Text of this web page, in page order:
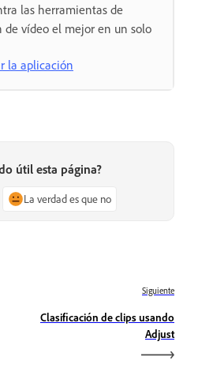
las herramientas de
de vídeo el mejor en un solo
la aplicación
útil esta página?
La verdad es que no
Siguiente
Clasificación de clips usando
Adjust